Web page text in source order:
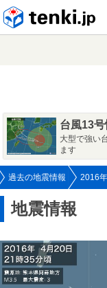
台風13号
大型で強い
ます
過去の地震情報 2016
地震情報